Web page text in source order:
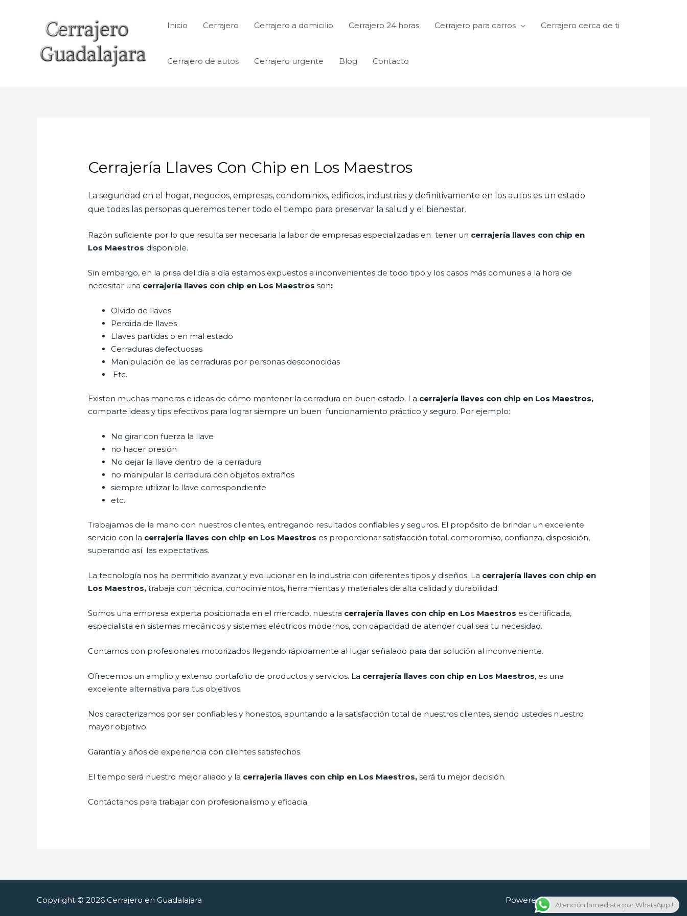
Inicio Cerrajero Cerrajero a domicilio Cerrajero 24 horas Cerrajero para carros Cerrajero cerca de ti
Cerrajero de autos Cerrajero urgente Blog Contacto
Cerrajería Llaves Con Chip en Los Maestros
La seguridad en el hogar, negocios, empresas, condominios, edificios, industrias y definitivamente en los autos es un estado
que todas las personas queremos tener todo el tiempo para preservar la salud y el bienestar.
Razón suficiente por lo que resulta ser necesaria la labor de empresas especializadas en tener un cerrajería llaves con chip en
Los Maestros disponible.
Sin embargo, en la prisa del día a día estamos expuestos a inconvenientes de todo tipo y los casos más comunes a la hora de
necesitar una cerrajería llaves con chip en Los Maestros son:
Olvido de llaves
Perdida de llaves
Llaves partidas o en mal estado
Cerraduras defectuosas
Manipulación de las cerraduras por personas desconocidas
Etc.
Existen muchas maneras e ideas de cómo mantener la cerradura en buen estado. La cerrajería llaves con chip en Los Maestros,
comparte ideas y tips efectivos para lograr siempre un buen funcionamiento práctico y seguro. Por ejemplo:
No girar con fuerza la llave
no hacer presión
No dejar la llave dentro de la cerradura
no manipular la cerradura con objetos extraños
siempre utilizar la llave correspondiente
etc.
Trabajamos de la mano con nuestros clientes, entregando resultados confiables y seguros. El propósito de brindar un excelente
servicio con la cerrajería llaves con chip en Los Maestros es proporcionar satisfacción total, compromiso, confianza, disposición,
superando así las expectativas.
La tecnología nos ha permitido avanzar y evolucionar en la industria con diferentes tipos y diseños. La cerrajería llaves con chip en
Los Maestros,trabaja con técnica, conocimientos, herramientas y materiales de alta calidad y durabilidad.
Somos una empresa experta posicionada en el mercado, nuestra cerrajería llaves con chip en Los Maestros es certificada,
especialista en sistemas mecánicos y sistemas eléctricos modernos, con capacidad de atender cual sea tu necesidad.
Contamos con profesionales motorizados llegando rápidamente al lugar señalado para dar solución al inconveniente.
Ofrecemos un amplio y extenso portafolio de productos y servicios. La cerrajería llaves con chip en Los Maestros, es una
excelente alternativa para tus objetivos.
Nos caracterizamos por ser confiables y honestos, apuntando a la satisfacción total de nuestros clientes, siendo ustedes nuestro
mayor objetivo.
Garantía y años de experiencia con clientes satisfechos.
El tiempo será nuestro mejor aliado y la cerrajería llaves con chip en Los Maestros,será tu mejor decisión.
Contáctanos para trabajar con profesionalismo y eficacia.
Copyright © 2026 Cerrajero en Guadalajara Powered by Cerrajero en Guadalajara
Atención Inmediata por WhatsApp !